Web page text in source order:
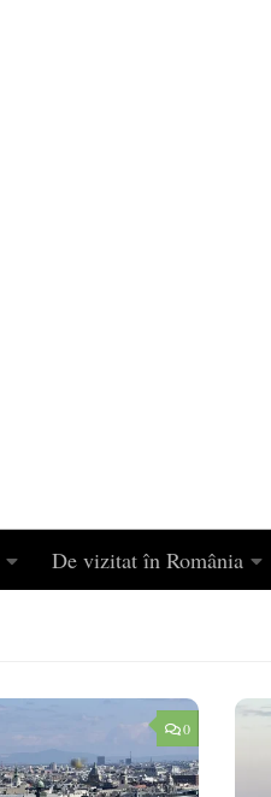
De vizitat în România
0